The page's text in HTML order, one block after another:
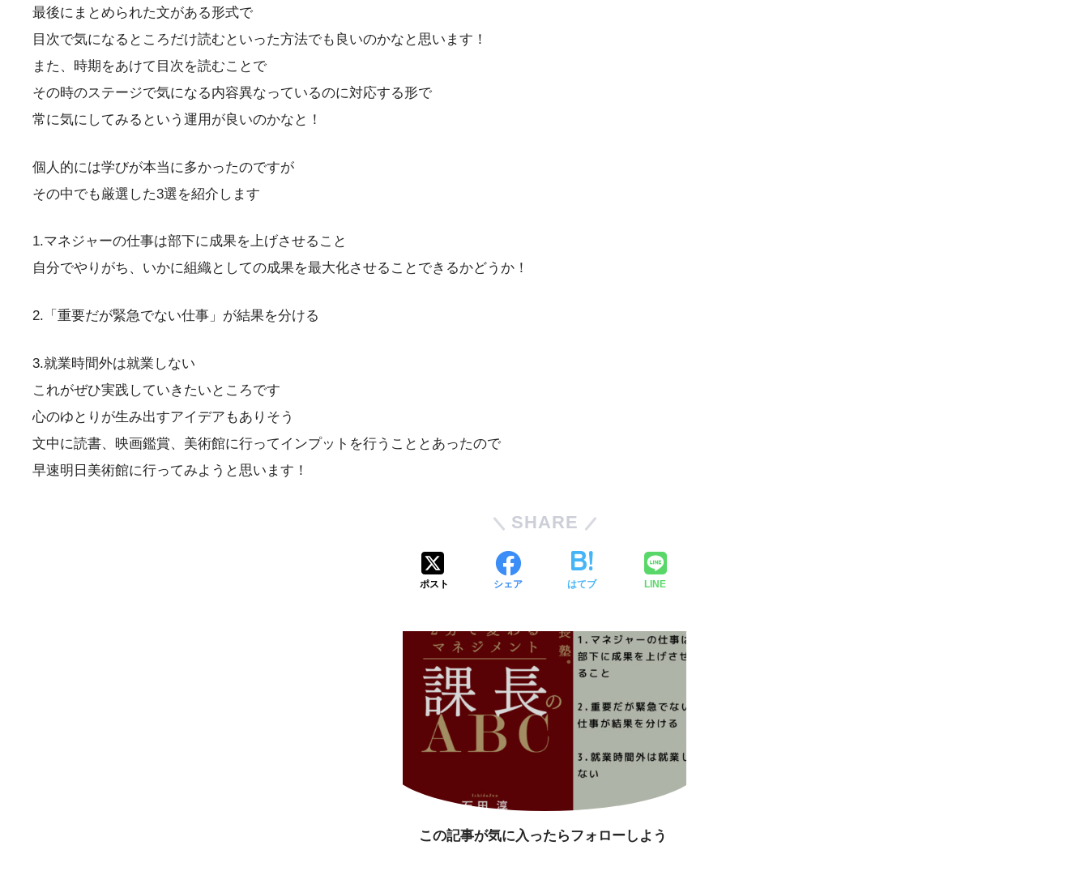
最後にまとめられた文がある形式で
目次で気になるところだけ読むといった方法でも良いのかなと思います！
また、時期をあけて目次を読むことで
その時のステージで気になる内容異なっているのに対応する形で
常に気にしてみるという運用が良いのかなと！
個人的には学びが本当に多かったのですが
その中でも厳選した3選を紹介します
1.マネジャーの仕事は部下に成果を上げさせること
自分でやりがち、いかに組織としての成果を最大化させることできるかどうか！
2.「重要だが緊急でない仕事」が結果を分ける
3.就業時間外は就業しない
これがぜひ実践していきたいところです
心のゆとりが生み出すアイデアもありそう
文中に読書、映画鑑賞、美術館に行ってインプットを行うこととあったので
早速明日美術館に行ってみようと思います！
SHARE
ポスト シェア はてブ LINE
この記事が気に入ったらフォローしよう